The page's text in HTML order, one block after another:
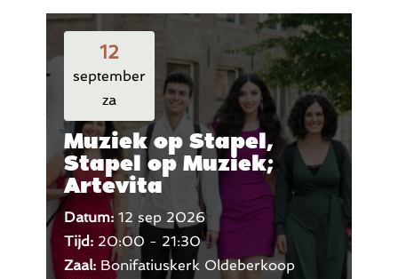
12
september
za
Muziek op Stapel,
Stapel op Muziek;
Artevita
Datum: 12 sep 2026
Tijd: 20:00 - 21:30
Zaal: Bonifatiuskerk Oldeberkoop